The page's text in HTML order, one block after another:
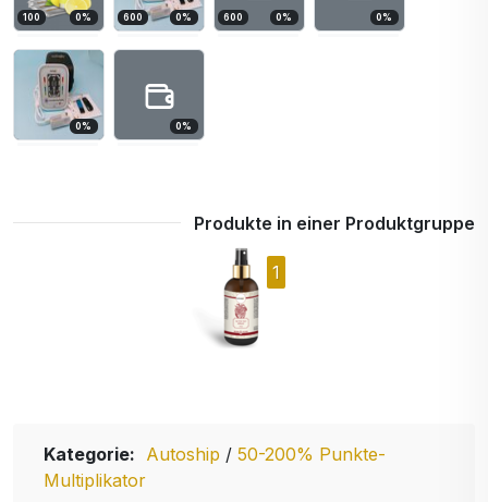
100 0% 600 0% 600 0% 0%
0% 0%
Produkte in einer Produktgruppe
1
Kategorie: Autoship / 50-200% Punkte-
Multiplikator